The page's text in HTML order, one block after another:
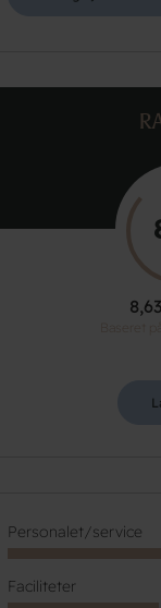
Baseret
Personalet/service
Faciliteter